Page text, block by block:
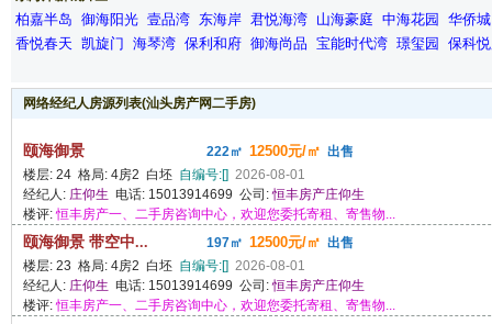
柏嘉半岛 御海阳光 壹品湾 东海岸 君悦海湾 山海豪庭 中海花园
华侨城
香悦春天 凯旋门 海琴湾 保利和府 御海尚品 宝能时代湾 璟玺园 保科
网络经纪人房源列表(汕头房产网二手房)
颐海御景 222㎡ 12500元/㎡ 出售
楼层: 24 格局: 4房2 白坯 自编号:[] 2026-08-01
经纪人: 庄仰生 电话: 15013914699 公司:恒丰房产庄仰生
楼评:恒丰房产一、二手房咨询中心，欢迎您委托寄租、寄售物...
颐海御景 带空中... 197㎡ 12500元/㎡ 出售
楼层: 23 格局: 4房2 白坯 自编号:[] 2026-08-01
经纪人: 庄仰生 电话: 15013914699 公司:恒丰房产庄仰生
楼评:恒丰房产一、二手房咨询中心，欢迎您委托寄租、寄售物...